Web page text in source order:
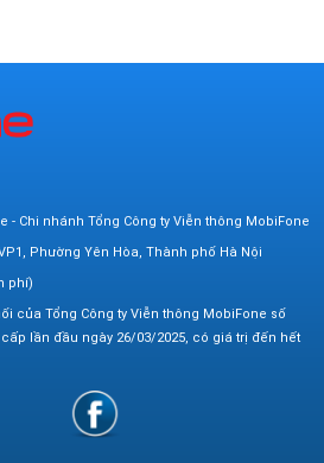
- Chi nhánh Tổng Công ty Viễn thông MobiFone
Phường Yên Hòa, Thành phố Hà Nội
phí)
của Tổng Công ty Viễn thông MobiFone số
cấp lần đầu ngày 26/03/2025, có giá trị đến hết